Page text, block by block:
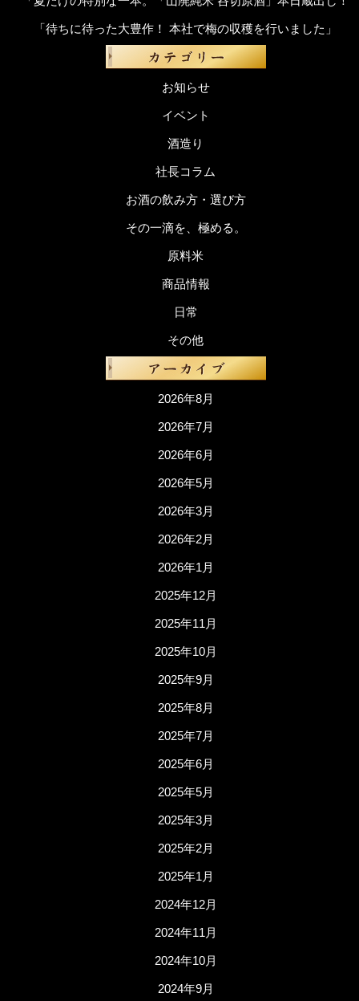
「待ちに待った大豊作！ 本社で梅の収穫を行いました」
お知らせ
イベント
酒造り
社長コラム
お酒の飲み方・選び方
その一滴を、極める。
原料米
商品情報
日常
その他
2026年8月
2026年7月
2026年6月
2026年5月
2026年3月
2026年2月
2026年1月
2025年12月
2025年11月
2025年10月
2025年9月
2025年8月
2025年7月
2025年6月
2025年5月
2025年3月
2025年2月
2025年1月
2024年12月
2024年11月
2024年10月
2024年9月